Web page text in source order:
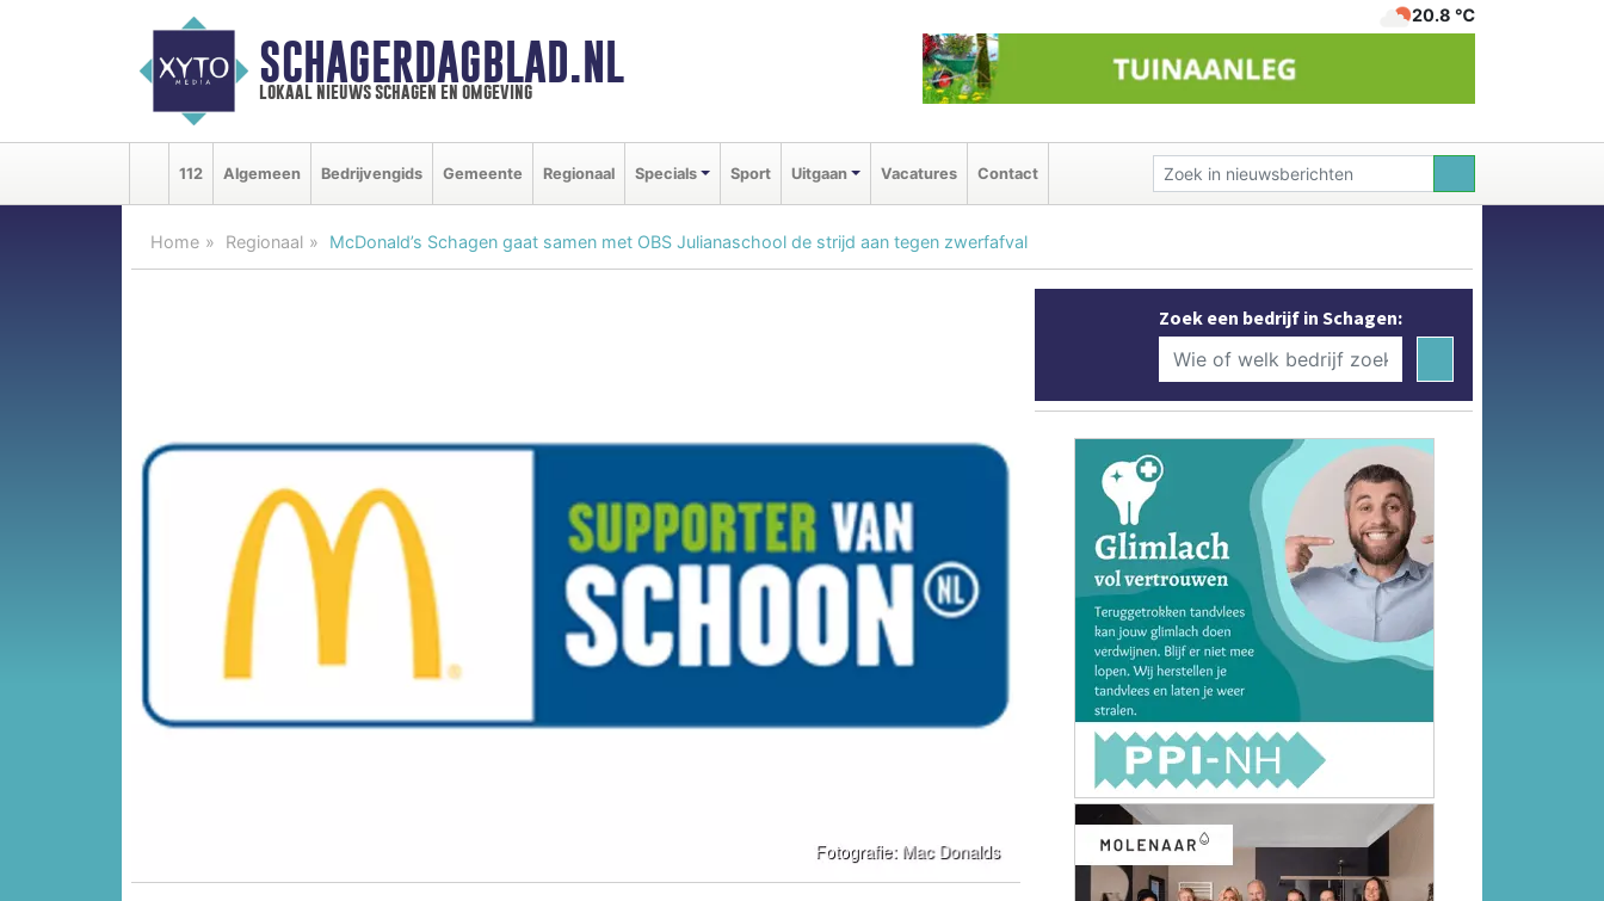
SCHAGERDAGBLAD.NL
lokaal nieuws schagen en omgeving
20.8 ℃
112 Algemeen Bedrijvengids Gemeente Regionaal Specials Sport Uitgaan Vacatures Contact
Home Regionaal McDonald’s Schagen gaat samen met OBS Julianaschool de strijd aan tegen zwerfafval
Zoek een bedrijf in Schagen: